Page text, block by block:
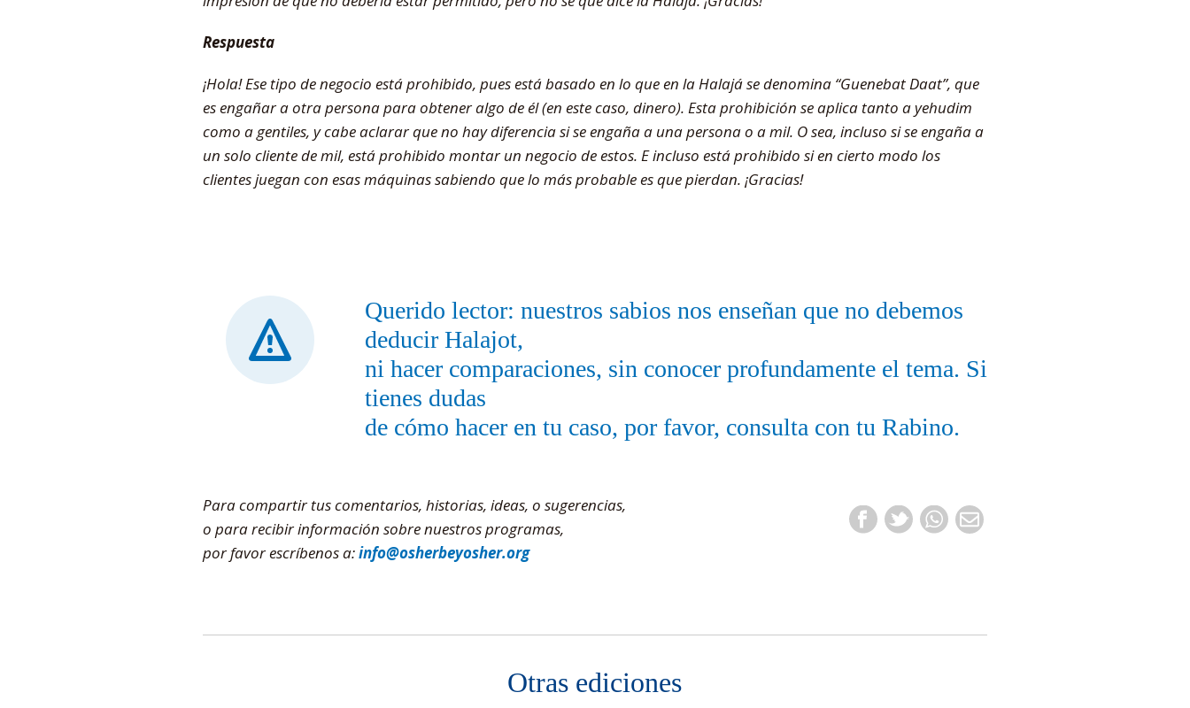
Respuesta
¡Hola! Ese tipo de negocio está prohibido, pues está basado en lo que en la Halajá se denomina “Guenebat Daat”, que
es engañar a otra persona para obtener algo de él (en este caso, dinero). Esta prohibición se aplica tanto a yehudim
como a gentiles, y cabe aclarar que no hay diferencia si se engaña a una persona o a mil. O sea, incluso si se engaña a
un solo cliente de mil, está prohibido montar un negocio de estos. E incluso está prohibido si en cierto modo los
clientes juegan con esas máquinas sabiendo que lo más probable es que pierdan. ¡Gracias!
Querido lector: nuestros sabios nos enseñan que no debemos
deducir Halajot,
ni hacer comparaciones, sin conocer profundamente el tema. Si
tienes dudas
de cómo hacer en tu caso, por favor, consulta con tu Rabino.
Para compartir tus comentarios, historias, ideas, o sugerencias,
o para recibir información sobre nuestros programas,
por favor escríbenos a:info@osherbeyosher.org
Otras ediciones